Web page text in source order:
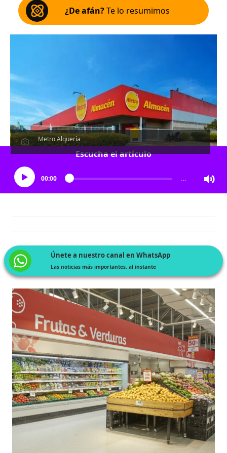
¿De afán?Te lo resumimos
Metro Alquería
Escucha el artículo
00:00 …
Únete a nuestro canal en WhatsApp
Las noticias más importantes, al instante